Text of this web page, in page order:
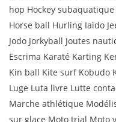
hop Hockey
Horse ball Hurling Iaïdo
Jodo Jorkyball Joutes
Escrima Karaté Karting
Kin ball Kite surf Kobudo
Luge Luta livre Lutte
Marche athlétique
sur glace Moto trial Moto